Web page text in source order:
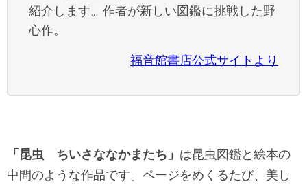
紹介します。作者が新しい図鑑に挑戦した野
心作。
福音館書店公式サイトより
「昆虫 ちいさななかまたち」 は昆虫図鑑と絵本の
中間のような作品です。ページをめくるたび、美し